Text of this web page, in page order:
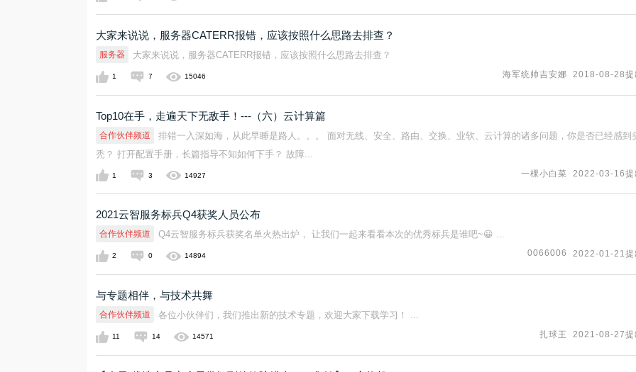
大家来说说，服务器CATERR报错，应该按照什么思路去排查？
服务器 大家来说说，服务器CATERR报错，应该按照什么思路去排查？
1 7 15046 海军统帅吉安娜 2018-08-28提
Top10在手，走遍天下无敌手！---（六）云计算篇
合作伙伴频道
排错一入深如海，从此早睡是路人。。。 面对无线、安全、路由、交换、业软、云计算的诸多问题，你是否已经感到
秃？ 打开配置手册，长篇指导不知如何下手？ 故障...
1 3 14927 一棵小白菜 2022-03-16提
2021云智服务标兵Q4获奖人员公布
合作伙伴频道 Q4云智服务标兵获奖名单火热出炉， 让我们一起来看看本次的优秀标兵是谁吧~😀 ...
2 0 14894 0066006 2022-01-21提
与专题相伴，与技术共舞
合作伙伴频道 各位小伙伴们，我们推出新的技术专题，欢迎大家下载学习！ ...
11 14 14571 扎球王 2021-08-27提